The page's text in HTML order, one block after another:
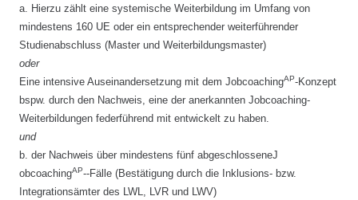
a. Hierzu zählt eine systemische Weiterbildung im Umfang von
mindestens 160 UE oder ein entsprechender weiterführender
Studienabschluss (Master und Weiterbildungsmaster)
oder
Eine intensive Auseinandersetzung mit dem JobcoachingAP-Konzept
bspw. durch den Nachweis, eine der anerkannten Jobcoaching-
Weiterbildungen federführend mit entwickelt zu haben.
und
b. der Nachweis über mindestens fünf abgeschlosseneJ
obcoachingAP--Fälle (Bestätigung durch die Inklusions- bzw.
Integrationsämter des LWL, LVR und LWV)